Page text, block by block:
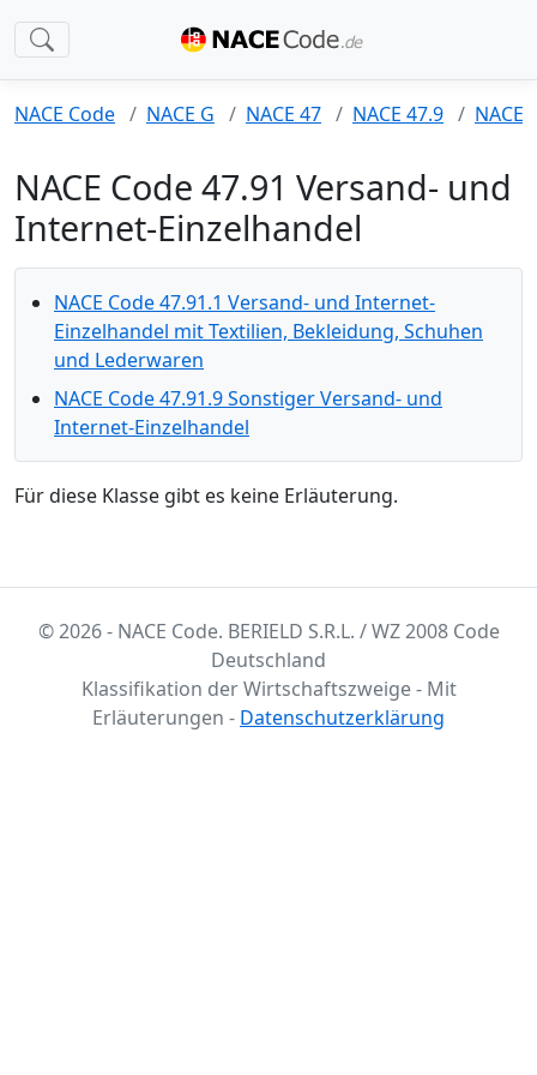
NACE Code NACE G NACE 47 NACE 47.9 NACE
NACE Code 47.91 Versand- und
Internet-Einzelhandel
NACE Code 47.91.1 Versand- und Internet-
Einzelhandel mit Textilien, Bekleidung, Schuhen
und Lederwaren
NACE Code 47.91.9 Sonstiger Versand- und
Internet-Einzelhandel
Für diese Klasse gibt es keine Erläuterung.
© 2026 - NACE Code. BERIELD S.R.L. / WZ 2008 Code
Deutschland
Klassifikation der Wirtschaftszweige - Mit
Erläuterungen - Datenschutzerklärung